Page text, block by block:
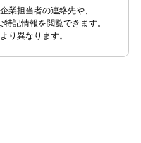
業担当者の連絡先や、
記情報を閲覧できます。
り異なります。